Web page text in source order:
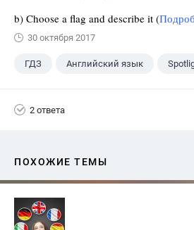
b) Choose a flag and describe it (
30 октября 2017
ГДЗ Английский язык
2 ответа
ПОХОЖИЕ ТЕМЫ